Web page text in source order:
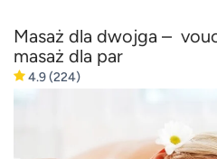
Masaż dla dwojga –
masaż dla par
4.9(224)